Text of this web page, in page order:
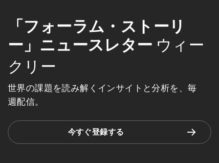
「フォーラム・ストーリ
ー」ニュースレター ウィー
クリー
世界の課題を読み解くインサイトと分析を、毎
週配信。
今すぐ登録する